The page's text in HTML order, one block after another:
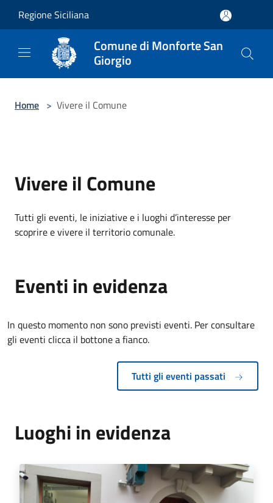
Regione Siciliana
Comune di Monforte San
Giorgio
Home > Vivere il Comune
Vivere il Comune
Tutti gli eventi, le iniziative e i luoghi d’interesse per
scoprire e vivere il territorio comunale.
Eventi in evidenza
In questo momento non sono previsti eventi. Per consultare
gli eventi clicca il bottone a fianco.
Tutti gli eventi passati
Luoghi in evidenza